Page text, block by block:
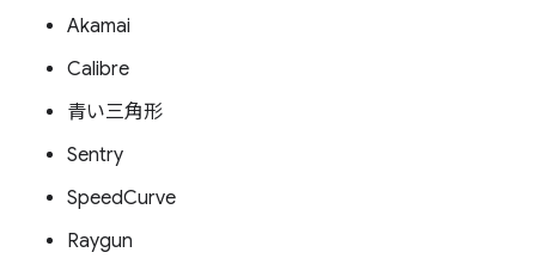
Akamai
Calibre
青い三角形
Sentry
SpeedCurve
Raygun